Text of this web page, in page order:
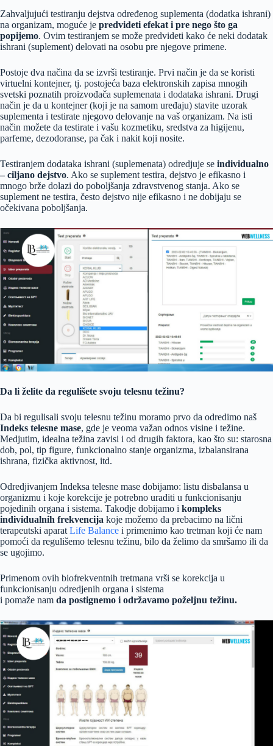
Zahvaljujući testiranju dejstva određenog suplementa (dodatka ishrani)
na organizam, moguće je predvideti efekat i pre nego što ga
popijemo. Ovim testiranjem se može predvideti kako će neki dodatak
ishrani (suplement) delovati na osobu pre njegove primene.
Postoje dva načina da se izvrši testiranje. Prvi način je da se koristi
virtuelni kontejner, tj. postojeća baza elektronskih zapisa mnogih
svetski poznatih proizvođača suplemenata i dodataka ishrani. Drugi
način je da u kontejner (koji je na samom uređaju) stavite uzorak
suplementa i testirate njegovo delovanje na vaš organizam. Na isti
način možete da testirate i vašu kozmetiku, sredstva za higijenu,
parfeme, dezodoranse, pa čak i nakit koji nosite.
Testiranjem dodataka ishrani (suplemenata) odredjuje se individualno
– ciljano dejstvo. Ako se suplement testira, dejstvo je efikasno i
mnogo brže dolazi do poboljšanja zdravstvenog stanja. Ako se
suplement ne testira, često dejstvo nije efikasno i ne dobijaju se
očekivana poboljšanja.
Da li želite da regulišete svoju telesnu težinu?
Da bi regulisali svoju telesnu težinu moramo prvo da odredimo naš
Indeks telesne mase, gde je veoma važan odnos visine i težine.
Medjutim, idealna težina zavisi i od drugih faktora, kao što su: starosna
dob, pol, tip figure, funkcionalno stanje organizma, izbalansirana
ishrana, fizička aktivnost, itd.
Odredjivanjem Indeksa telesne mase dobijamo: listu disbalansa u
organizmu i koje korekcije je potrebno uraditi u funkcionisanju
pojedinih organa i sistema. Takodje dobijamo i kompleks
individualnih frekvencija koje možemo da prebacimo na lični
terapeutski aparat Life Balance i primenimo kao tretman koji će nam
pomoći da regulišemo telesnu težinu, bilo da želimo da smršamo ili da
se ugojimo.
Primenom ovih biofrekventnih tretmana vrši se korekcija u
funkcionisanju odredjenih organa i sistema
i pomaže nam da postignemo i održavamo poželjnu težinu.